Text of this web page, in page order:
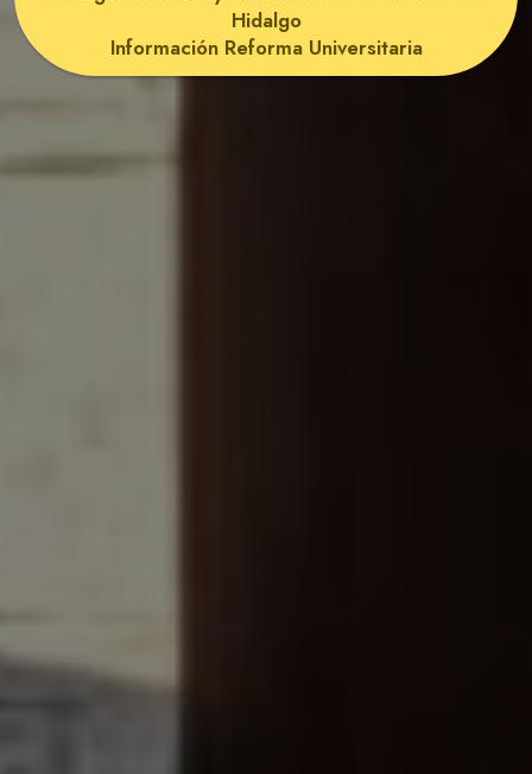
Hidalgo
Información Reforma Universitaria